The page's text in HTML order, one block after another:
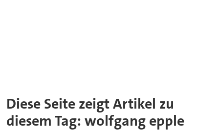
Diese Seite zeigt Artikel zu
diesem Tag: wolfgang epple